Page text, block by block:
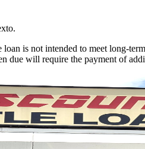
is not intended to meet long-
due will require the payment of